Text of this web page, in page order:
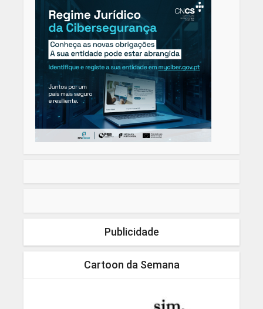
Publicidade
Cartoon da Semana